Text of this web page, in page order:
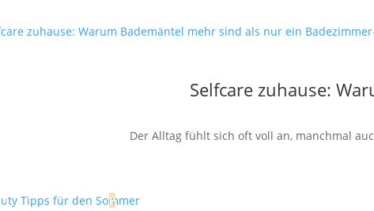
Selfcare zuhause:
Der Alltag fühlt sich oft voll an, manchmal